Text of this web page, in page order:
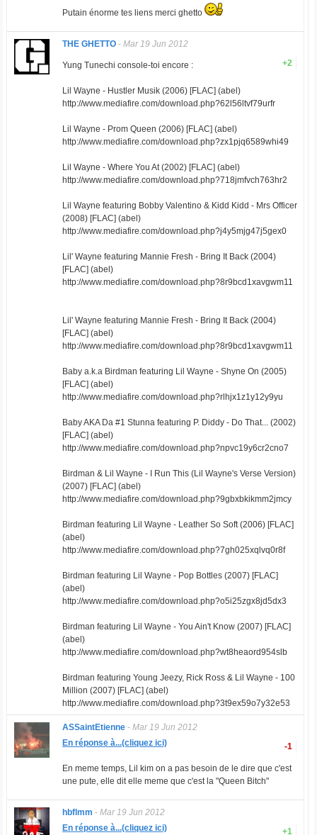
Putain énorme tes liens merci ghetto
THE GHETTO- Mar 19 Jun 2012
+2
Yung Tunechi console-toi encore :
Lil Wayne - Hustler Musik (2006) [FLAC] (abel)
http://www.mediafire.com/download.php?62l56ltvf79urfr
Lil Wayne - Prom Queen (2006) [FLAC] (abel)
http://www.mediafire.com/download.php?zx1pjq6589whi49
Lil Wayne - Where You At (2002) [FLAC] (abel)
http://www.mediafire.com/download.php?718jmfvch763hr2
Lil Wayne featuring Bobby Valentino & Kidd Kidd - Mrs Officer
(2008) [FLAC] (abel)
http://www.mediafire.com/download.php?j4y5mjg47j5gex0
Lil' Wayne featuring Mannie Fresh - Bring It Back (2004)
[FLAC] (abel)
http://www.mediafire.com/download.php?8r9bcd1xavgwm11
Lil' Wayne featuring Mannie Fresh - Bring It Back (2004)
[FLAC] (abel)
http://www.mediafire.com/download.php?8r9bcd1xavgwm11
Baby a.k.a Birdman featuring Lil Wayne - Shyne On (2005)
[FLAC] (abel)
http://www.mediafire.com/download.php?rlhjx1z1y12y9yu
Baby AKA Da #1 Stunna featuring P. Diddy - Do That... (2002)
[FLAC] (abel)
http://www.mediafire.com/download.php?npvc19y6cr2cno7
Birdman & Lil Wayne - I Run This (Lil Wayne's Verse Version)
(2007) [FLAC] (abel)
http://www.mediafire.com/download.php?9gbxbkikmm2jmcy
Birdman featuring Lil Wayne - Leather So Soft (2006) [FLAC]
(abel)
http://www.mediafire.com/download.php?7gh025xqlvq0r8f
Birdman featuring Lil Wayne - Pop Bottles (2007) [FLAC]
(abel)
http://www.mediafire.com/download.php?o5i25zgx8jd5dx3
Birdman featuring Lil Wayne - You Ain't Know (2007) [FLAC]
(abel)
http://www.mediafire.com/download.php?wt8heaord954slb
Birdman featuring Young Jeezy, Rick Ross & Lil Wayne - 100
Million (2007) [FLAC] (abel)
http://www.mediafire.com/download.php?3t9ex59o7y32e53
ASSaintEtienne- Mar 19 Jun 2012
-1
En réponse à...(cliquez ici)
En meme temps, Lil kim on a pas besoin de le dire que c'est
une pute, elle dit elle meme que c'est la "Queen Bitch"
hbflmm - Mar 19 Jun 2012
+1
En réponse à...(cliquez ici)